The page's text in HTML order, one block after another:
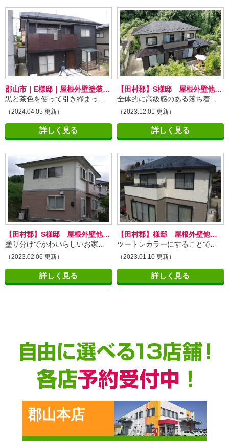
郡山市｜E様邸｜屋根外壁塗装工事
（2024.04.05 更新）
詳しく見る
【田村郡】S様邸 屋根外壁他塗装工事
（2023.12.01 更新）
詳しく見る
【田村郡】S様邸 屋根外壁他塗装工事
塗り分けでかわいらしいお家に！
（2023.02.06 更新）
詳しく見る
【田村郡】様邸 屋根外壁他塗装工事
ツートンカラーにすることで、家が
（2023.01.10 更新）
詳しく見る
郡山本店